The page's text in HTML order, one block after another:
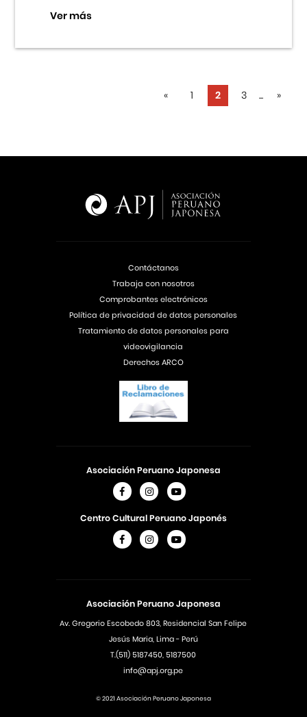
Ver más
« 1 2 3 ... »
Asociación Peruano Japonesa
Av. Gregorio Escobedo 803, Residencial San Felipe
Jesús Maria, Lima - Perú
T.(511) 5187450, 5187500
info@apj.org.pe
Asociación Peruano Japonesa
Centro Cultural Peruano Japonés
Contáctanos
Trabaja con nosotros
Comprobantes electrónicos
Política de privacidad de datos personales
Tratamiento de datos personales para
videovigilancia
Derechos ARCO
© 2021 Asociación Peruano Japonesa